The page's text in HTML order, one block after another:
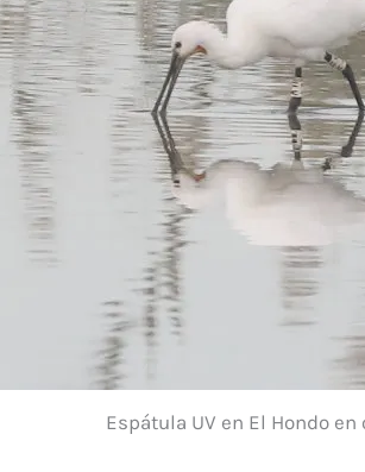
Espátula UV en El Hondo